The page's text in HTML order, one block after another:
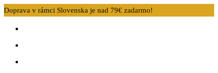
Doprava v rámci Slovenska je nad 79€ zadarmo!